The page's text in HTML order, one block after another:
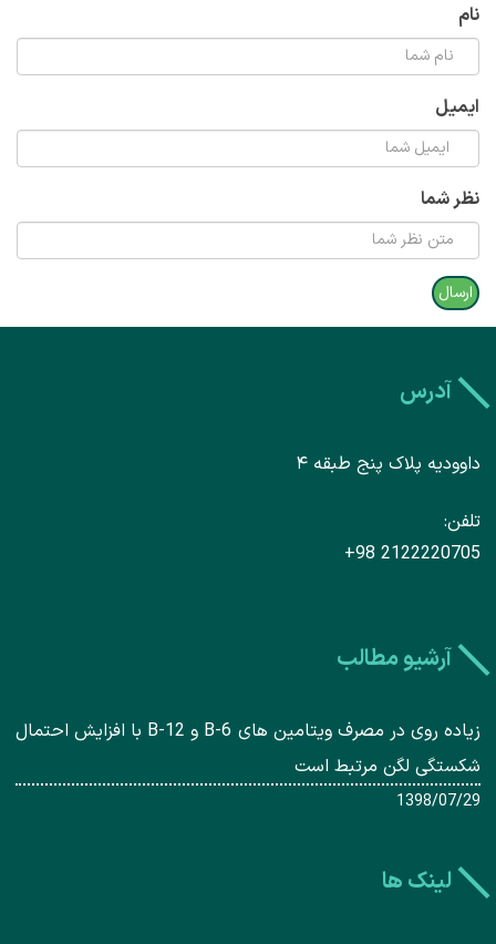
نام
ایمیل
نظر شما
آدرس
داوودیه پلاک پنج طبقه ۴
تلفن
+98 2122220705
آرشیو مطالب
زیاده روی در مصرف ویتامین های B-6 و B-12 با افزایش احتمال
شکستگی لگن مرتبط است
1398/07/29
لینک ها